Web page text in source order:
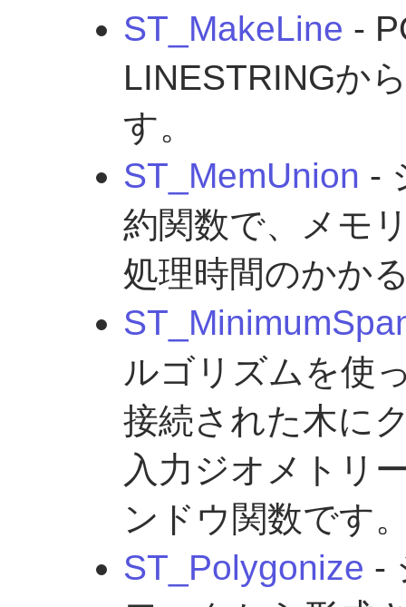
ST_MakeLine -
LINESTRINGか
す。
ST_MemUnion -
約関数で、メモ
処理時間のかか
ルゴリズムを使
接続された木に
入力ジオメトリ
ンドウ関数です
ST_Polygonize -